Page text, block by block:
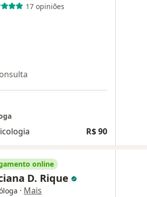
17 opiniões
R$ 90
online
D. Rique
· Mais